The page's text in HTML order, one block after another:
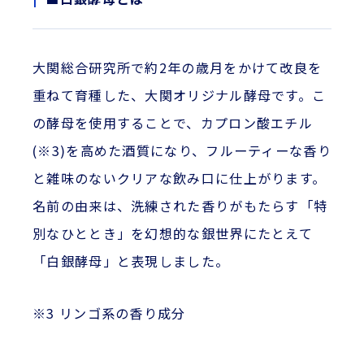
大関総合研究所で約2年の歳月をかけて改良を
重ねて育種した、大関オリジナル酵母です。こ
の酵母を使用することで、カプロン酸エチル
(※3)を高めた酒質になり、フルーティーな香り
と雑味のないクリアな飲み口に仕上がります。
名前の由来は、洗練された香りがもたらす「特
別なひととき」を幻想的な銀世界にたとえて
「白銀酵母」と表現しました。
※3 リンゴ系の香り成分